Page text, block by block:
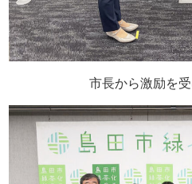
市長から激励を